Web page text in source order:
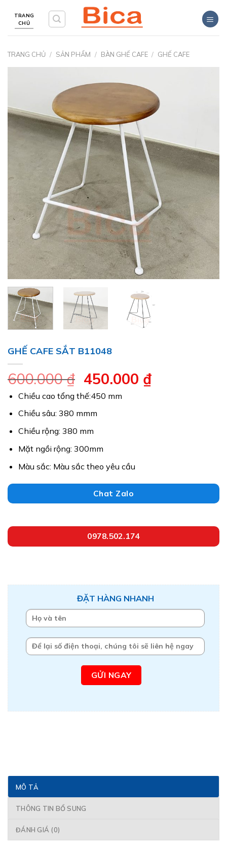
content
TRANG
CHỦ
TRANG CHỦ / SẢN PHẨM / BÀN GHẾ CAFE / GHẾ CAFE
GHẾ CAFE SẮT B11048
600.000₫ Giá
gốc
là:
600.000 ₫.
450.000 ₫Giá
Chiều cao tổng thế:450 mm
Chiều sâu: 380 mmm
Chiều rộng: 380 mm
Mặt ngồi rộng: 300mm
Màu sắc: Màu sắc theo yêu cầu
Chat Zalo
0978.502.174
ĐẶT HÀNG NHANH
MÔ TẢ
THÔNG TIN BỔ SUNG
ĐÁNH GIÁ (0)